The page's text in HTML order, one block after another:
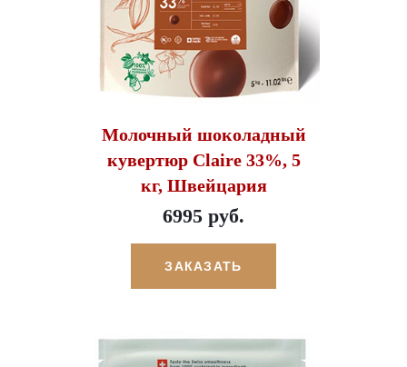
Молочный шоколадный
кувертюр Claire 33%, 5
кг, Швейцария
6995 руб.
ЗАКАЗАТЬ